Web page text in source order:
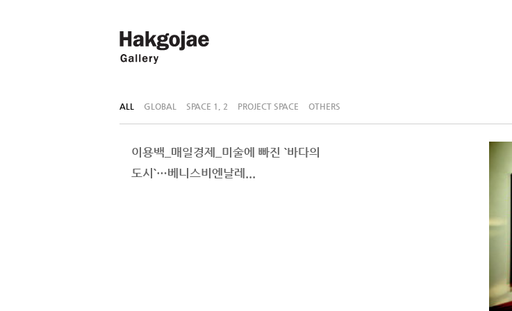
ALL GLOBAL SPACE 1, 2 PROJECT SPACE OTHERS
이용백_매일경제_미술에 빠진 `바다의
도시`…베니스비엔날레...